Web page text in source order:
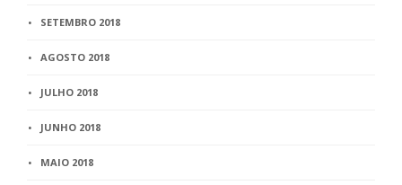
SETEMBRO 2018
AGOSTO 2018
JULHO 2018
JUNHO 2018
MAIO 2018